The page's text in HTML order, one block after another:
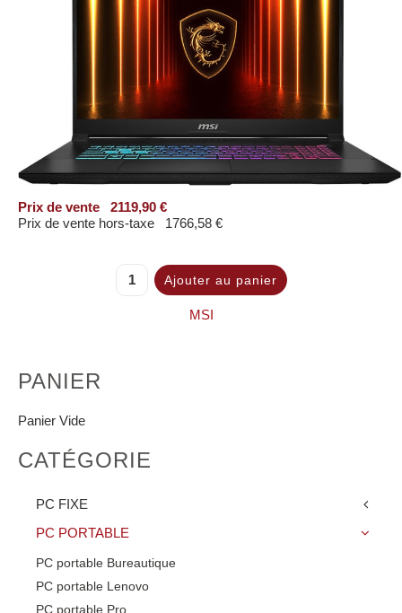
Prix ​​de vente
2119,90 €
Prix de vente hors-taxe
1766,58 €
MSI
PANIER
Panier Vide
CATÉGORIE
PC FIXE
PC PORTABLE
PC portable Bureautique
PC portable Lenovo
PC portable Pro